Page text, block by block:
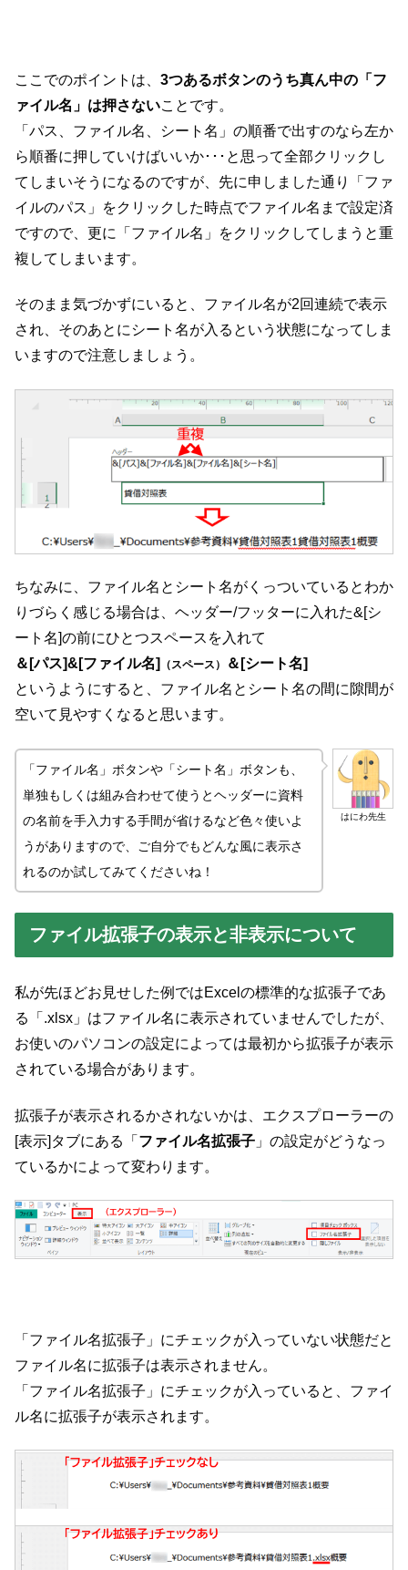
ここでのポイントは、 3つあるボタンのうち真ん中の「フ
ァイル名」は押さないことです。
「パス、ファイル名、シート名」の順番で出すのなら左か
ら順番に押していけばいいか･･･と思って全部クリックし
てしまいそうになるのですが、先に申しました通り「ファ
イルのパス」をクリックした時点でファイル名まで設定済
ですので、更に「ファイル名」をクリックしてしまうと重
複してしまいます。
そのまま気づかずにいると、ファイル名が2回連続で表示
され、そのあとにシート名が入るという状態になってしま
いますので注意しましょう。
ちなみに、ファイル名とシート名がくっついているとわか
りづらく感じる場合は、ヘッダー/フッターに入れた&[シ
ート名]の前にひとつスペースを入れて
＆[パス]&[ファイル名]
（スペース）
＆[シート名]
というようにすると、ファイル名とシート名の間に隙間が
空いて見やすくなると思います。
はにわ先生
「ファイル名」ボタンや「シート名」ボタンも、
単独もしくは組み合わせて使うとヘッダーに資料
の名前を手入力する手間が省けるなど色々使いよ
うがありますので、ご自分でもどんな風に表示さ
れるのか試してみてくださいね！
ファイル拡張子の表示と非表示について
私が先ほどお見せした例ではExcelの標準的な拡張子であ
る「.xlsx」はファイル名に表示されていませんでしたが、
お使いのパソコンの設定によっては最初から拡張子が表示
されている場合があります。
拡張子が表示されるかされないかは、エクスプローラーの
[表示]タブにある「 ファイル名拡張子 」の設定がどうなっ
ているかによって変わります。
「ファイル名拡張子」にチェックが入っていない状態だと
ファイル名に拡張子は表示されません。
「ファイル名拡張子」にチェックが入っていると、ファイ
ル名に拡張子が表示されます。